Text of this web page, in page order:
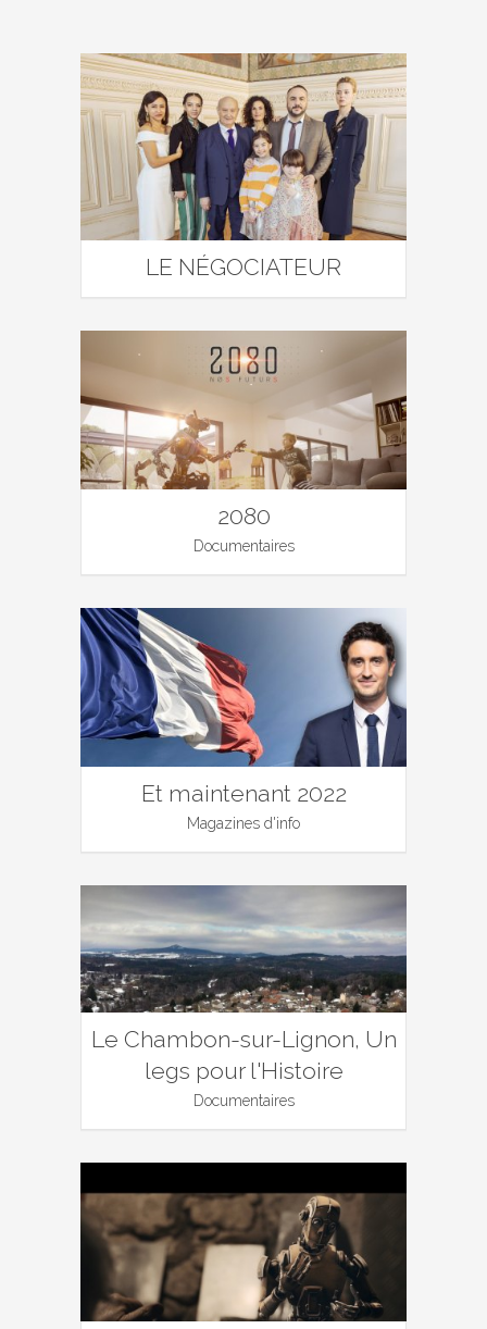
LE NÉGOCIATEUR
2080
Documentaires
Et maintenant 2022
Magazines d'info
Le Chambon-sur-Lignon, Un
legs pour l'Histoire
Documentaires